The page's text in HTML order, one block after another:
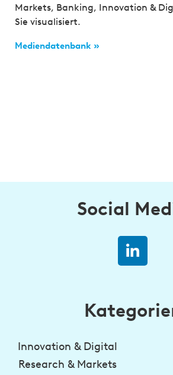
Markets, Banking, Innovation &
Sie visualisiert.
Mediendatenbank »
Social
Innovation & Digital
Research & Markets